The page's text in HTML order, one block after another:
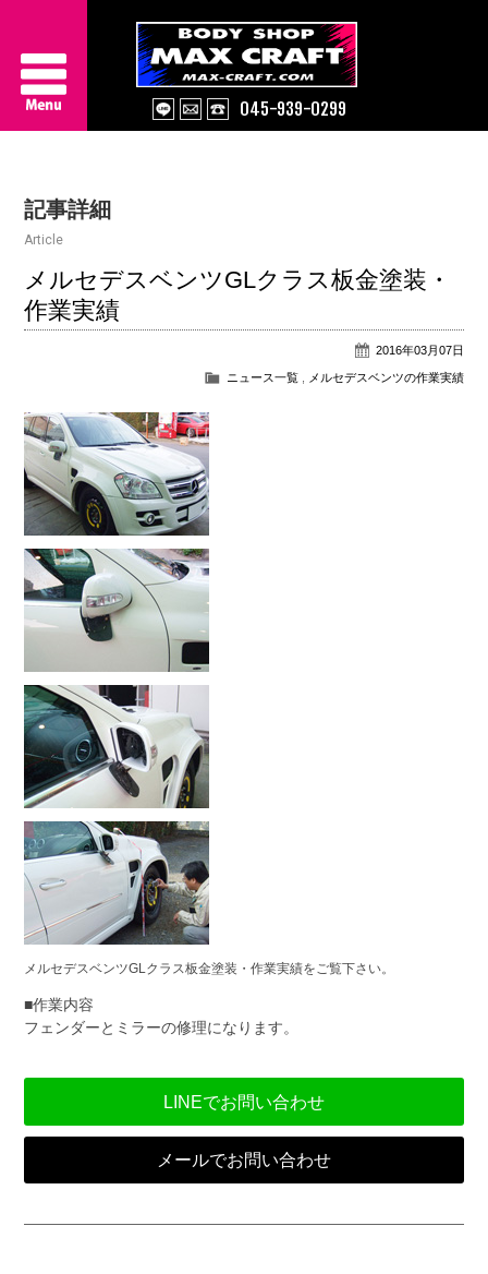
045-939-0299
About Us
Works
Information
記事詳細
Article
メルセデスベンツGLクラス板金塗装・
作業実績
2016年03月07日
ニュース一覧, メルセデスベンツの作業実績
メルセデスベンツGLクラス板金塗装・作業実績をご覧下さい。
■作業内容
フェンダーとミラーの修理になります。
LINEでお問い合わせ
メールでお問い合わせ